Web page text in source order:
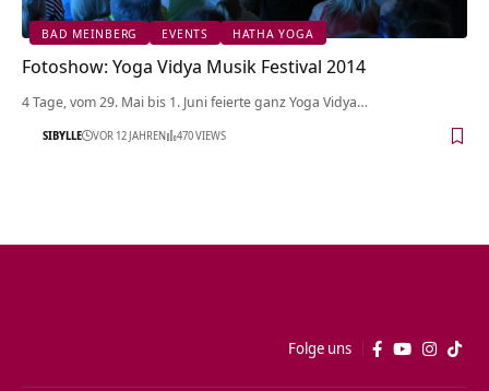
BAD MEINBERG EVENTS HATHA YOGA
Fotoshow: Yoga Vidya Musik Festival 2014
4 Tage, vom 29. Mai bis 1. Juni feierte ganz Yoga Vidya…
SIBYLLE VOR 12 JAHREN 470 VIEWS
Folge uns